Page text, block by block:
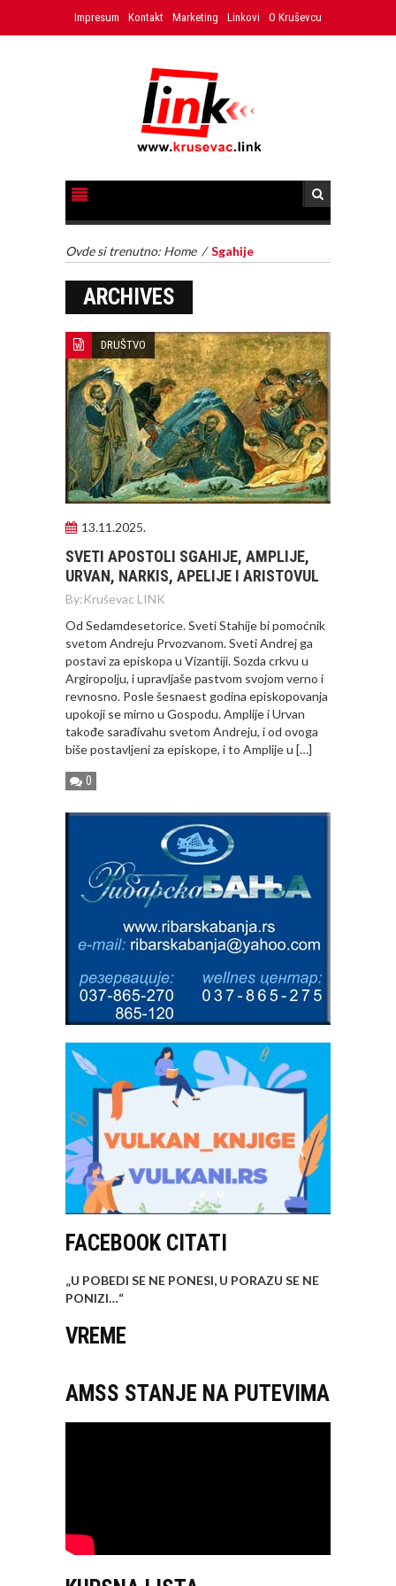
Impresum Kontakt Marketing Linkovi O Kruševcu
Ovde si trenutno: Home /Sgahije
ARCHIVES
DRUŠTVO
13.11.2025.
SVETI APOSTOLI SGAHIJE, AMPLIJE,
URVAN, NARKIS, APELIJE I ARISTOVUL
By:Kruševac LINK
Od Sedamdesetorice. Sveti Stahije bi pomoćnik
svetom Andreju Prvozvanom. Sveti Andrej ga
postavi za episkopa u Vizantiji. Sozda crkvu u
Argiropolju, i upravljaše pastvom svojom verno i
revnosno. Posle šesnaest godina episkopovanja
upokoji se mirno u Gospodu. Amplije i Urvan
takođe sarađivahu svetom Andreju, i od ovoga
biše postavljeni za episkope, i to Amplije u […]
0
FACEBOOK CITATI
„U POBEDI SE NE PONESI, U PORAZU SE NE
PONIZI…“
VREME
AMSS STANJE NA PUTEVIMA